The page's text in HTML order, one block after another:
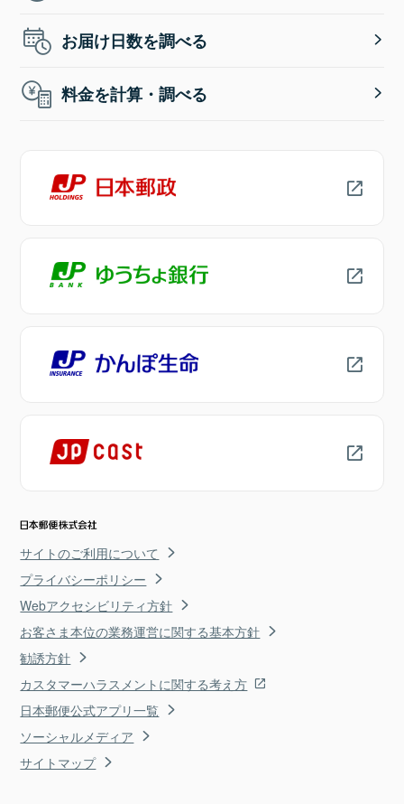
お届け日数を調べる
料金を計算・調べる
サイトのご利用について
プライバシーポリシー
Webアクセシビリティ方針
お客さま本位の業務運営に関する基本方針
勧誘方針
カスタマーハラスメントに関する考え方
日本郵便公式アプリ一覧
ソーシャルメディア
サイトマップ